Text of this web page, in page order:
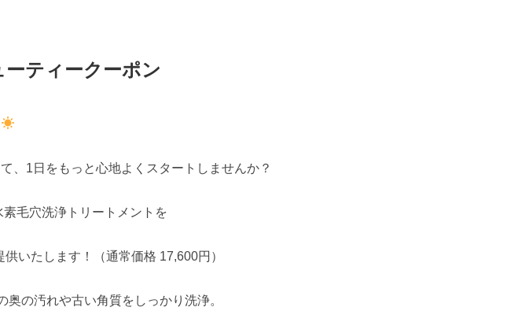
ーティークーポン
、1日をもっと心地よくスタートしませんか？
毛穴洗浄トリートメントを
いたします！（通常価格 17,600円）
奥の汚れや古い角質をしっかり洗浄。